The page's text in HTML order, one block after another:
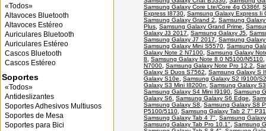
«Todos»
Altavoces Bluetooth
Altavoces Estéreo
Auriculares Bluetooth
Auriculares Estéreo
Cascos Bluetooth
Cascos Estéreo
Soportes
«Todos»
Antideslizantes
Soportes Adhesivos Multiusos
Soportes de Mesa
Soportes para Bici
Samsung Galaxy Core Lte/Core 4g G386f
Express I8730 Samsung Galaxy Express Ii
Samsung Galaxy Grand 2
Samsung
Plus Samsung Galaxy Grand Prime
Galaxy J3 2017
Samsung Galaxy J5
Samsung Galaxy J7 2017
Samsung
Samsung Galaxy Mini S5570 Samsung
Galaxy Note 2 N7100 Samsung Galaxy
8
Samsung Galaxy Note 8.0 N5100/N5110
N7000 Samsung Galaxy Note Pro 12.2
Galaxy S Duos S7562
Samsung Galaxy S
Galaxy S10e
Samsung Galaxy S2 I9100/
Galaxy S3 Mini I8200n
Samsung Galaxy
Samsung Galaxy S4 Mini I9190 Samsung
Galaxy S6
Samsung Galaxy S6 Edge
Samsung Galaxy S8
Samsung Galaxy S8
P5100/5110 Samsung Galaxy Tab 2 7"
Samsung Galaxy Tab 4 7"
Samsung
Samsung Galaxy Tab Pro 10.1"
Samsung